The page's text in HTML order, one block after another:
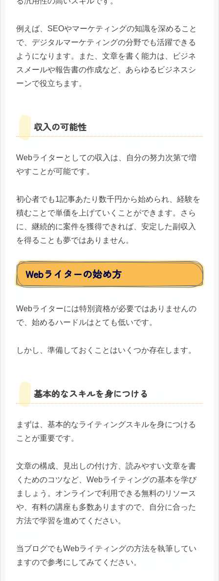
例えば、SEOやマーケティングの知識を深めること
で、デジタルマーケティングの分野でも活躍できる
ようになります。また、文章を書く能力は、ビジネ
スメールや報告書の作成など、あらゆるビジネスシ
ーンで役立ちます。
収入の可能性
Webライターとしての収入は、自分の努力次第で増
やすことが可能です。
初心者でも1記事あたり数千円から始められ、経験を
積むことで単価を上げていくことができます。さら
に、継続的に案件を獲得できれば、安定した副収入
を得ることも夢ではありません。
Webライターの始め方
Webライターには特別資格が必要ではありませんの
で、始めるハードルはとても低いです。
しかし、準備しておくことはいくつか存在します。
基本的なスキルを身につける
まずは、基本的なライティングスキルを身につける
ことが重要です。
文章の構成、見出しの付け方、読みやすい文章を書
くためのコツなど、Webライティングの基本を学び
ましょう。オンラインで利用できる無料のリソース
や、有料の講座も多数ありますので、自分に合った
方法で学習を進めてください。
当ブログでもWebライティングの方法を執筆してい
ますので参考にしてみてください。